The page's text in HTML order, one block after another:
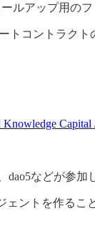
ルアップ用の
トコントラク
dao5などが参加
ェントを作る